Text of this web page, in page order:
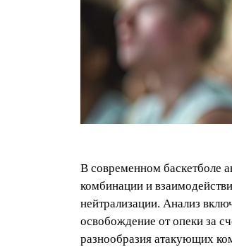
В современном баскетболе
комбинации и
нейтрализации. Анализ
освобождение от опеки за
разнообразия атакующих